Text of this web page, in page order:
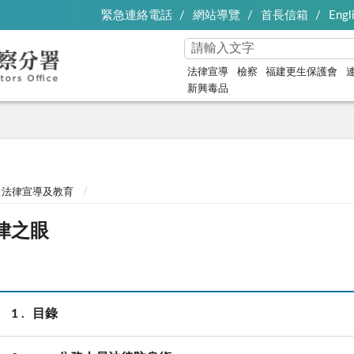
緊急連絡電話 網站導覽 首長信箱
法律宣導 檢察 福建更生保護會
新興毒品
法律宣導及教育
之眼
1 目錄